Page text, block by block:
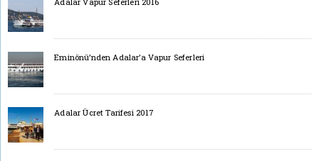
Eminönü’nden Adalar’a Vapur Seferleri
Adalar Ücret Tarifesi 2017